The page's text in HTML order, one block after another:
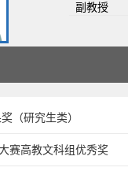
副教授
（研究生类）
赛高教文科组优秀奖